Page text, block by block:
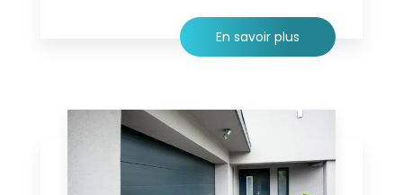
En savoir plus